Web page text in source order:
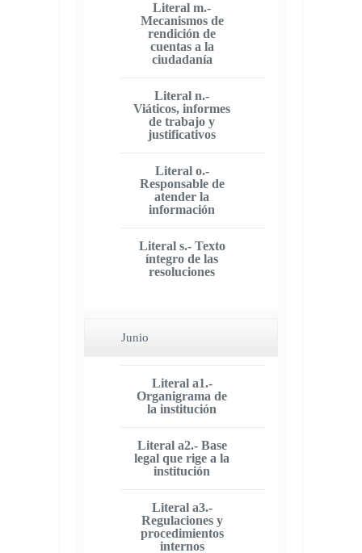
Literal m.-
Mecanismos de
rendición de
cuentas a la
ciudadanía
Literal n.-
Viáticos, informes
de trabajo y
justificativos
Literal o.-
Responsable de
atender la
información
Literal s.- Texto
íntegro de las
resoluciones
Junio
Literal a1.-
Organigrama de
la institución
Literal a2.- Base
legal que rige a la
institución
Literal a3.-
Regulaciones y
procedimientos
internos